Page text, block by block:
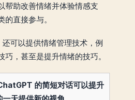
帮助改善情绪并体验情感支
直接参与。
可以提供情绪管理技术，例
巧，甚至是提升情绪的技巧。
的简短对话可以提升